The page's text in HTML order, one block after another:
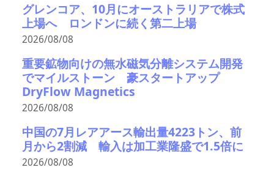
グレンコア、10月にオーストラリアで株式
上場へ ロンドンに続く第二上場
2026/08/08
重要鉱物向けの無水磁気分離システム開発
でマイルストーン 豪スタートアップ
DryFlow Magnetics
2026/08/08
中国の7月レアアース輸出量4223トン、前
月から2割減 輸入は加工業隆盛で1.5倍に
2026/08/08